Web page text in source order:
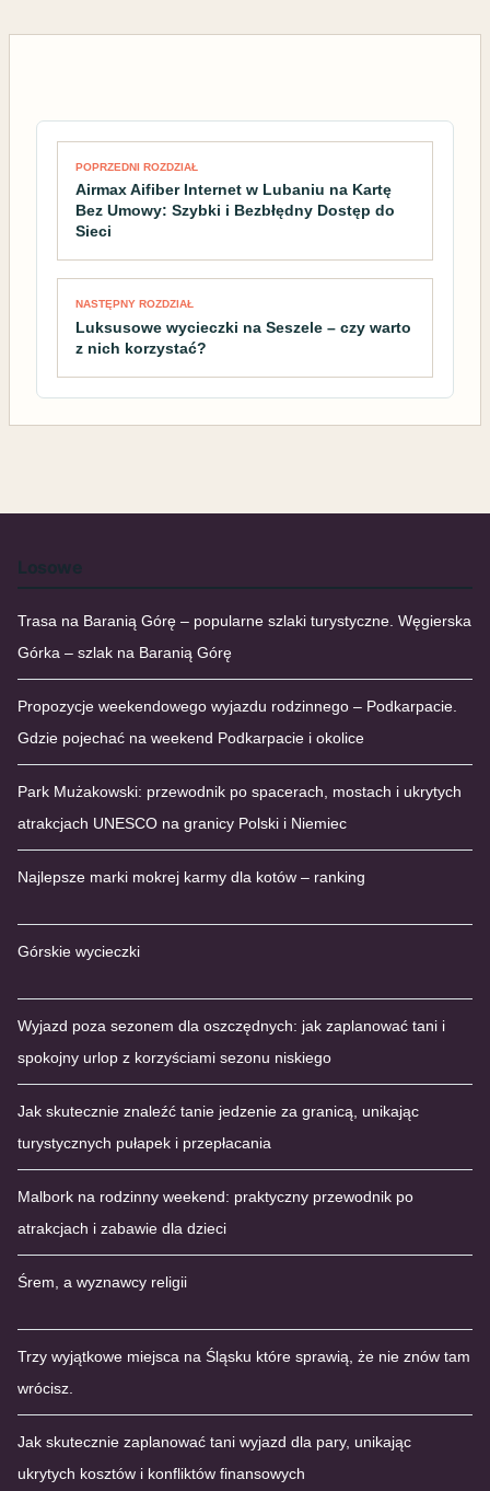
Nawigacja wpisu
POPRZEDNI ROZDZIAŁ
Airmax Aifiber Internet w Lubaniu na Kartę
Bez Umowy: Szybki i Bezbłędny Dostęp do
Sieci
NASTĘPNY ROZDZIAŁ
Luksusowe wycieczki na Seszele – czy warto
z nich korzystać?
Losowe
Trasa na Baranią Górę – popularne szlaki turystyczne. Węgierska
Górka – szlak na Baranią Górę
Propozycje weekendowego wyjazdu rodzinnego – Podkarpacie.
Gdzie pojechać na weekend Podkarpacie i okolice
Park Mużakowski: przewodnik po spacerach, mostach i ukrytych
atrakcjach UNESCO na granicy Polski i Niemiec
Najlepsze marki mokrej karmy dla kotów – ranking
Górskie wycieczki
Wyjazd poza sezonem dla oszczędnych: jak zaplanować tani i
spokojny urlop z korzyściami sezonu niskiego
Jak skutecznie znaleźć tanie jedzenie za granicą, unikając
turystycznych pułapek i przepłacania
Malbork na rodzinny weekend: praktyczny przewodnik po
atrakcjach i zabawie dla dzieci
Śrem, a wyznawcy religii
Trzy wyjątkowe miejsca na Śląsku które sprawią, że nie znów tam
wrócisz.
Jak skutecznie zaplanować tani wyjazd dla pary, unikając
ukrytych kosztów i konfliktów finansowych